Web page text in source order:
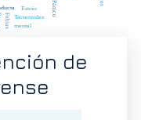
de